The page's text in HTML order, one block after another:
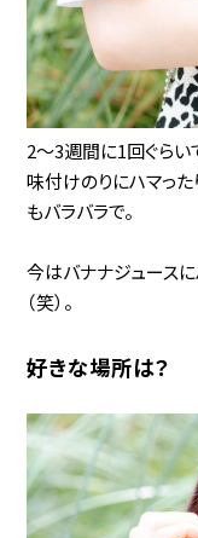
2〜3週間に1回ぐらい
味付けのりにハマった
もバラバラで。
今はバナナジュース
（笑）。
好きな場所は？